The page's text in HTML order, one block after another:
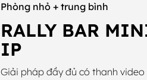
Phòng nhỏ + trung bình
RALLY BAR
IP
Giải pháp đầy đủ có thanh